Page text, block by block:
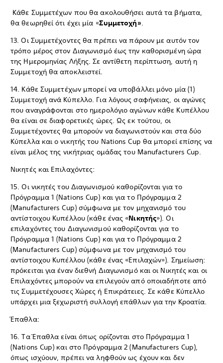
Κάθε Συμμετέχων που θα ακολουθήσει αυτά τα βήματα,
θα θεωρηθεί ότι έχει μία «Συμμετοχή».
13. Οι Συμμετέχοντες θα πρέπει να πάρουν με αυτόν τον
τρόπο μέρος στον Διαγωνισμό έως την καθορισμένη ώρα
της Ημερομηνίας Λήξης. Σε αντίθετη περίπτωση, αυτή η
Συμμετοχή θα αποκλειστεί.
14. Κάθε Συμμετέχων μπορεί να υποβάλλει μόνο μία (1)
Συμμετοχή ανά Κύπελλο. Για λόγους σαφήνειας, οι αγώνες
που αναγράφονται στο ημερολόγιο αγώνων κάθε Κυπέλλου
θα είναι σε διαφορετικές ώρες. Ως εκ τούτου, οι
Συμμετέχοντες θα μπορούν να διαγωνιστούν και στα δύο
Κύπελλα και ο νικητής του Nations Cup θα μπορεί επίσης να
είναι μέλος της νικήτριας ομάδας του Manufacturers Cup.
Νικητές και Επιλαχόντες:
15. Οι νικητές του Διαγωνισμού καθορίζονται για το
Πρόγραμμα 1 (Nations Cup) και για το Πρόγραμμα 2
(Manufacturers Cup) σύμφωνα με τον μηχανισμό του
αντίστοιχου Κυπέλλου (κάθε ένας «Νικητής»). Οι
επιλαχόντες του Διαγωνισμού καθορίζονται για το
Πρόγραμμα 1 (Nations Cup) και για το Πρόγραμμα 2
(Manufacturers Cup) σύμφωνα με τον μηχανισμό του
αντίστοιχου Κυπέλλου (κάθε ένας «Επιλαχών»). Σημείωση:
πρόκειται για έναν διεθνή Διαγωνισμό και οι Νικητές και οι
Επιλαχόντες μπορούν να επιλεγούν από οποιαδήποτε από
τις Συμμετέχουσες Χώρες ή Επικράτειες. Σε κάθε Κύπελλο
υπάρχει μια ξεχωριστή συλλογή επάθλων για την Κροατία.
Έπαθλα:
16. Τα Έπαθλα είναι όπως ορίζονται στο Πρόγραμμα 1
(Nations Cup) και στο Πρόγραμμα 2 (Manufacturers Cup),
όπως ισχύουν, πρέπει να ληφθούν ως έχουν και δεν